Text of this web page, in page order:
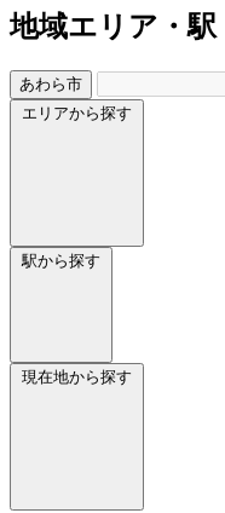
地域エリア・駅
あわら市
エリアから探す
駅から探す
現在地から探す